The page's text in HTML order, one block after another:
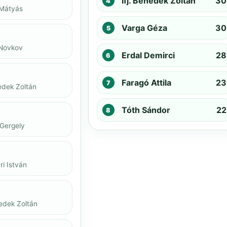
Zoltán
István
Zoltán
Varga Géza 30
Erdal Demirci 28
Faragó Attila 23
Tóth Sándor 22